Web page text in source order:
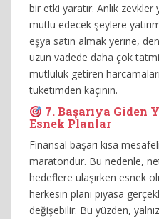
bir etki yaratır. Anlık
mutlu edecek şeylere
eşya satın almak yerine,
uzun vadede daha çok
mutluluk getiren
tüketimden kaçının.
7. Başarıya Giden
Esnek Planlar
Finansal başarı kısa
maratondur. Bu nedenle,
hedeflere ulaşırken esnek
herkesin planı piyasa
değişebilir. Bu yüzden,